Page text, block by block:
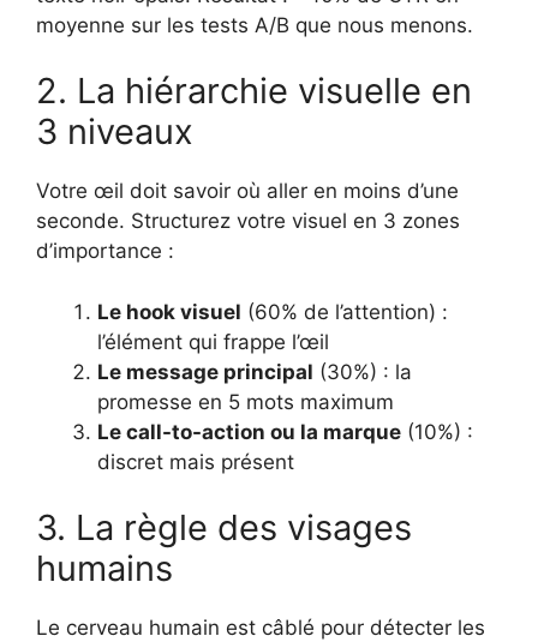
moyenne sur les tests A/B que nous menons.
2. La hiérarchie visuelle en
3 niveaux
Votre œil doit savoir où aller en moins d’une
seconde. Structurez votre visuel en 3 zones
d’importance :
Le hook visuel (60% de l’attention) :
l’élément qui frappe l’œil
Le message principal (30%) : la
promesse en 5 mots maximum
Le call-to-action ou la marque (10%) :
discret mais présent
3. La règle des visages
humains
Le cerveau humain est câblé pour détecter les